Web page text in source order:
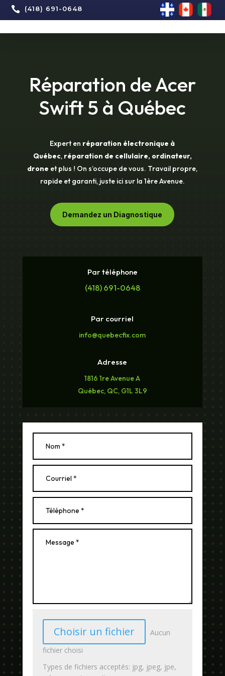
 (418) 691-0648
Réparation de Acer
Swift 5 à Québec
Expert en réparation électronique à
Québec, réparation de cellulaire, ordinateur,
drone et plus ! On s’occupe de vous. Travail propre,
rapide et garanti, juste ici sur la 1ère Avenue.
Demandez un Diagnostique
Par téléphone
(418) 691-0648
Par courriel
info@quebecfix.com
Adresse
1816 1re Avenue A
Québec, QC, G1L 3L9
Choisir un fichier
Aucun
fichier choisi
Types de fichiers acceptés: jpg, jpeg, jpe,